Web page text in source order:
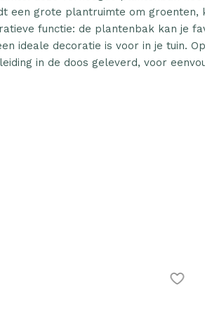
een grote plantruimte om groenten,
functie: de plantenbak kan je
ideale decoratie is voor in je tuin.
in de doos geleverd, voor